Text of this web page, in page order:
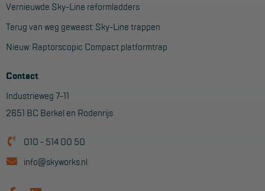
Vernieuwde Sky-Line reformladders
Terug van weg geweest: Sky-Line trappen
Nieuw: Raptorscopic Compact platformtrap
Contact
Industrieweg 7-11
2651 BC Berkel en Rodenrijs
010 - 514 00 50
info@skyworks.nl